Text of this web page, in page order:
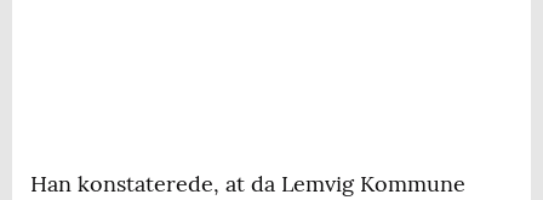
Han konstaterede, at da Lemvig Kommune